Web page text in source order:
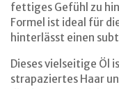
fettiges Gefühl zu
Formel ist ideal für
hinterlässt einen
Dieses vielseitige Öl
strapaziertes Haar